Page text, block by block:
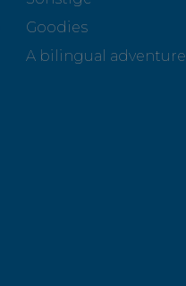
Goodies
A bilingual adventure